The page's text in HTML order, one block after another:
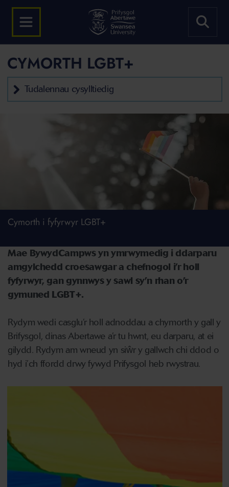
CYMORTH LGBT+
Tudalennau cysylltiedig
Cymorth i fyfyrwyr LGBT+
Mae BywydCampws yn ymrwymedig i ddarparu
amgylchedd croesawgar a chefnogol i’r holl
fyfyrwyr, gan gynnwys y sawl sy’n rhan o’r
gymuned LGBT+.
Rydym wedi casglu’r holl adnoddau a chymorth y gall y
Brifysgol, dinas Abertawe a’r tu hwnt, eu darparu, at ei
gilydd. Rydym am wneud yn siŵr y gallwch chi ddod o
hyd i’ch ffordd drwy fywyd Prifysgol heb rwystrau.